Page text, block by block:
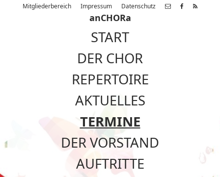
Mitgliederbereich Impressum Datenschutz
anCHORa
START
DER CHOR
REPERTOIRE
AKTUELLES
TERMINE
DER VORSTAND
AUFTRITTE